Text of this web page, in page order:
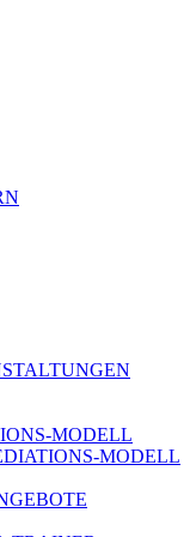
MODELL
MODELL